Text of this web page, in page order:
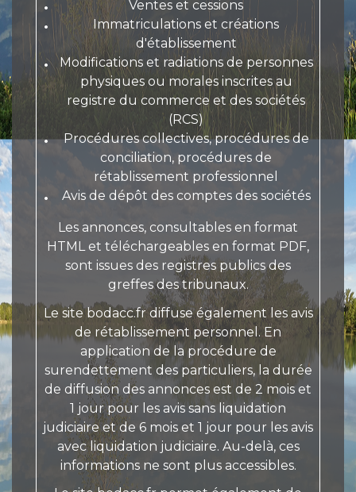
Ventes et cessions
Immatriculations et créations
d'établissement
Modifications et radiations de personnes
physiques ou morales inscrites au
registre du commerce et des sociétés
(RCS)
Procédures collectives, procédures de
conciliation, procédures de
rétablissement professionnel
Avis de dépôt des comptes des sociétés
Les annonces, consultables en format
HTML et téléchargeables en format PDF,
sont issues des registres publics des
greffes des tribunaux.
Le site bodacc.fr diffuse également les avis
de rétablissement personnel. En
application de la procédure de
surendettement des particuliers, la durée
de diffusion des annonces est de 2 mois et
1 jour pour les avis sans liquidation
judiciaire et de 6 mois et 1 jour pour les avis
avec liquidation judiciaire. Au-delà, ces
informations ne sont plus accessibles.